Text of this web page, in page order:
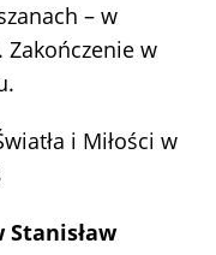
– w
Zakończenie w
i Miłości w
Stanisław